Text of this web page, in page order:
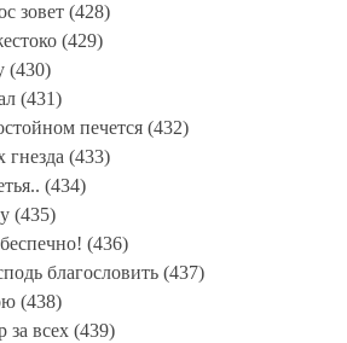
зовет (428)
(429)
(430)
(431)
печется (432)
гнезда (433)
(434)
(435)
(436)
благословить (437)
(438)
за всех (439)